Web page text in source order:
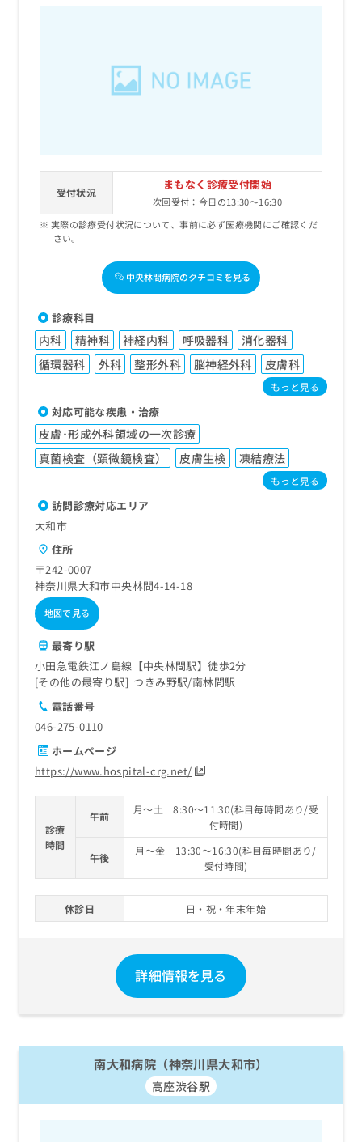
受付状況
まもなく診療受付開始
次回受付：今日の13:30～16:30
実際の診療受付状況について、事前に必ず医療機関にご確認くだ
さい。
中央林間病院のクチコミを見る
診療科目
内科 精神科 神経内科 呼吸器科
消化器科
循環器科
外科 整形外科 脳神経外科 皮膚科
もっと見る
対応可能な疾患・治療
皮膚･形成外科領域の一次診療
真菌検査（顕微鏡検査）
皮膚生検 凍結療法
もっと見る
訪問診療対応エリア
大和市
住所
〒242-0007
神奈川県大和市中央林間4-14-18
地図で見る
最寄り駅
小田急電鉄江ノ島線【中央林間駅】徒歩2分
その他の最寄り駅
つきみ野駅 南林間駅
電話番号
046-275-0110
ホームページ
https://www.hospital-crg.net/
診療
時間
午前
月～土 8:30～11:30(科目毎時間あり/受
付時間)
午後
月～金 13:30～16:30(科目毎時間あり/
受付時間)
休診日 日・祝・年末年始
詳細情報を見る
南大和病院（神奈川県大和市）
高座渋谷駅